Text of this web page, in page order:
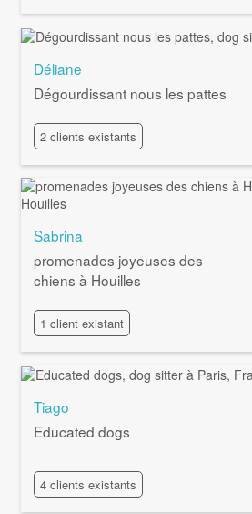
Déliane
Dégourdissant nous les pattes
2 clients existants
Sabrina
promenades joyeuses des
chiens à Houilles
1 client existant
Tiago
Educated dogs
4 clients existants